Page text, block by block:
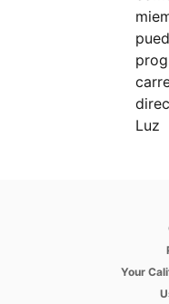
Luz
Your